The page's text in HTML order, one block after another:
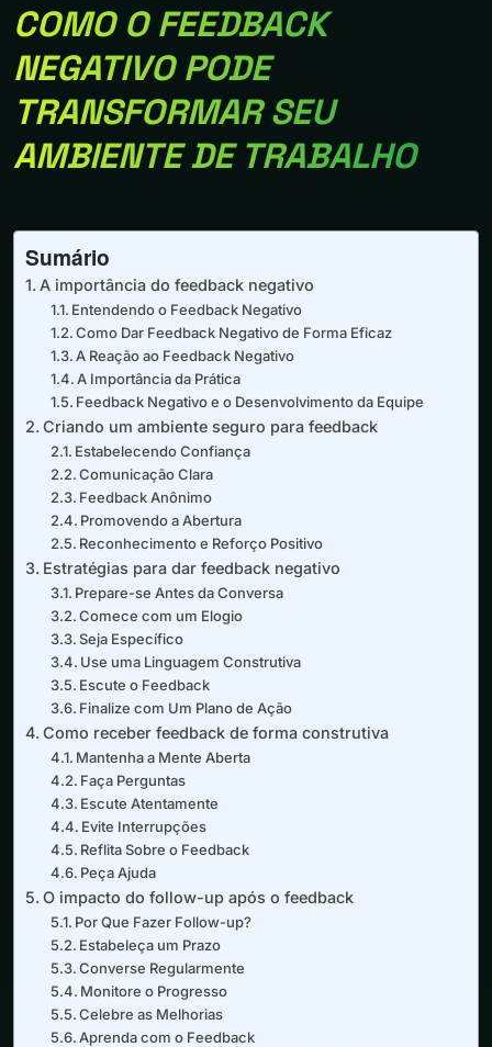
COMO O FEEDBACK
NEGATIVO PODE
TRANSFORMAR SEU
AMBIENTE DE TRABALHO
Sumário
A importância do feedback negativo
Entendendo o Feedback Negativo
Como Dar Feedback Negativo de Forma Eficaz
A Reação ao Feedback Negativo
A Importância da Prática
Feedback Negativo e o Desenvolvimento da Equipe
Criando um ambiente seguro para feedback
Estabelecendo Confiança
Comunicação Clara
Feedback Anônimo
Promovendo a Abertura
Reconhecimento e Reforço Positivo
Estratégias para dar feedback negativo
Prepare-se Antes da Conversa
Comece com um Elogio
Seja Específico
Use uma Linguagem Construtiva
Escute o Feedback
Finalize com Um Plano de Ação
Como receber feedback de forma construtiva
Mantenha a Mente Aberta
Faça Perguntas
Escute Atentamente
Evite Interrupções
Reflita Sobre o Feedback
Peça Ajuda
O impacto do follow-up após o feedback
Por Que Fazer Follow-up?
Estabeleça um Prazo
Converse Regularmente
Monitore o Progresso
Celebre as Melhorias
Aprenda com o Feedback